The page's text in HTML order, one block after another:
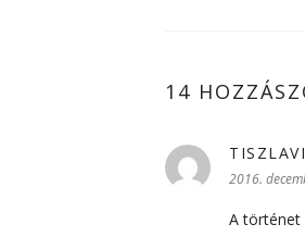
14
2016.
A történet